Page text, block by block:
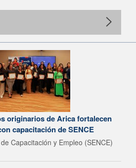
originarios de Arica fortalecen
capacitación de SENCE
Capacitación y Empleo (SENCE)